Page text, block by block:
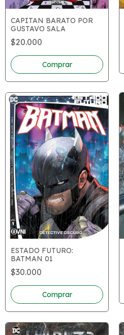
CAPITAN BARATO POR
GUSTAVO SALA
$20.000
ESTADO FUTURO:
BATMAN 01
$30.000